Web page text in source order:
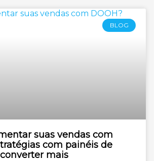
BLOG
suas vendas com
com painéis de
mais